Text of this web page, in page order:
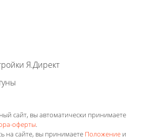
Я.Директ
сайт, вы автоматически принимаете
оферты.
на сайте, вы принимаете Положение и